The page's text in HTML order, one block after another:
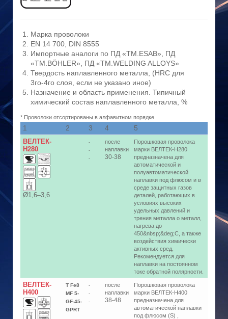
Марка проволоки
EN 14 700, DIN 8555
Импортные аналоги по ПД «ТМ.ESAB», ПД
«ТМ.BÖHLER», ПД «ТМ.WELDING ALLOYS»
Твердость наплавленного металла, (HRC для
3го-4го слоя, если не указано иное)
Назначение и область применения. Типичный
химический состав наплавленного металла, %
* Проволоки отсортированы в алфавитном порядке
1 2 3 4 5
ВЕЛТЕК-
Н280
Ø1,6–3,6
-
-
-
после
наплавки
30-38
Порошковая проволока
марки ВЕЛТЕК-Н280
предназначена для
автоматической и
полуавтоматической
наплавки под флюсом и в
среде защитных газов
деталей, работающих в
условиях высоких
удельных давлений и
трения металла о металл,
нагрева до
450&nbsp;&deg;C, а также
воздействия химически
активных сред.
Рекомендуется для
наплавки на постоянном
токе обратной полярности.
ВЕЛТЕК-
Н400
T Fe8
MF 5-
GF-45-
GPRT
-
-
-
после
наплавки
38-48
Порошковая проволока
марки ВЕЛТЕК-Н400
предназначена для
автоматической наплавки
под флюсом (S) ,